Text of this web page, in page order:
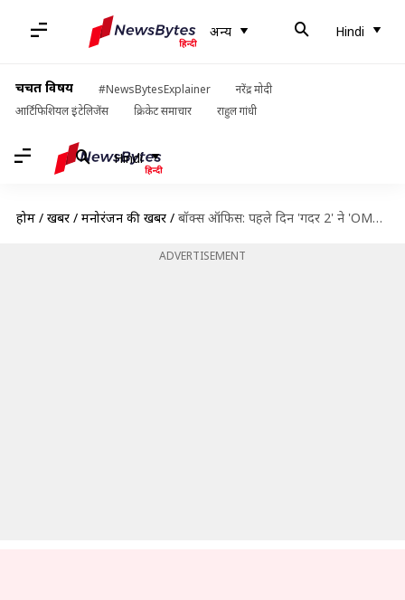
अन्य Hindi
चर्चित विषय #NewsBytesExplainer
नरेंद्र मोदी
आर्टिफिशियल इंटेलिजेंस
क्रिकेट समाचार राहुल गांधी
Hindi
होम / खबरें / मनोरंजन की खबरें / बॉक्स ऑफिस: पहले दिन 'गदर 2' ने 'OMG 2' को पछाड़ा, 'जेलर' को लगा झटका
ADVERTISEMENT